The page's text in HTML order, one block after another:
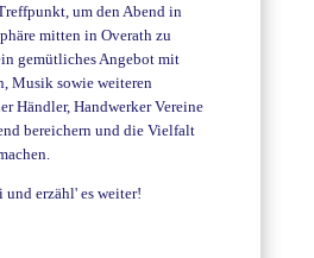
um den Abend in
mitten in Overath zu
gemütliches Angebot mit
Musik sowie weiteren
Händler, Handwerker Vereine
bereichern und die Vielfalt
erzähl' es weiter!